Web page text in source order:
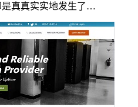
是真真实实地发生了…